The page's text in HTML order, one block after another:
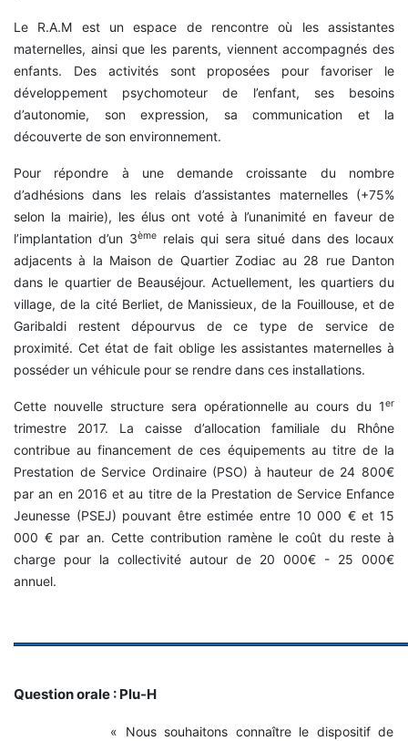
Le R.A.M est un espace de rencontre où les assistantes
maternelles, ainsi que les parents, viennent accompagnés des
enfants. Des activités sont proposées pour favoriser le
développement psychomoteur de l’enfant, ses besoins
d’autonomie, son expression, sa communication et la
découverte de son environnement.
Pour répondre à une demande croissante du nombre
d’adhésions dans les relais d’assistantes maternelles (+75%
selon la mairie), les élus ont voté à l’unanimité en faveur de
l’implantation d’un 3ème
relais qui sera situé dans des locaux
adjacents à la Maison de Quartier Zodiac au 28 rue Danton
dans le quartier de Beauséjour. Actuellement, les quartiers du
village, de la cité Berliet, de Manissieux, de la Fouillouse, et de
Garibaldi restent dépourvus de ce type de service de
proximité. Cet état de fait oblige les assistantes maternelles à
posséder un véhicule pour se rendre dans ces installations.
Cette nouvelle structure sera opérationnelle au cours du 1er
trimestre 2017. La caisse d’allocation familiale du Rhône
contribue au financement de ces équipements au titre de la
Prestation de Service Ordinaire (PSO) à hauteur de 24 800€
par an en 2016 et au titre de la Prestation de Service Enfance
Jeunesse (PSEJ) pouvant être estimée entre 10 000 € et 15
000 € par an. Cette contribution ramène le coût du reste à
charge pour la collectivité autour de 20 000€ - 25 000€
annuel.
Question orale : Plu-H
« Nous souhaitons connaître le dispositif de